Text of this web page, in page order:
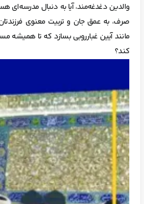
والدین دغدغه‌مند، آیا به دنبال مدرسه‌ای
صرف، به عمق جان و تربیت معنوی
مانند آیین غبارروبی بسازد که تا همیشه
کند؟